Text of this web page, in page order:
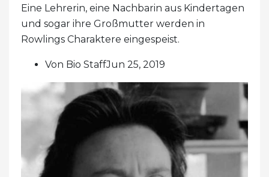
Eine Lehrerin, eine Nachbarin aus Kindertagen
und sogar ihre Großmutter werden in
Rowlings Charaktere eingespeist.
Von Bio StaffJun 25, 2019